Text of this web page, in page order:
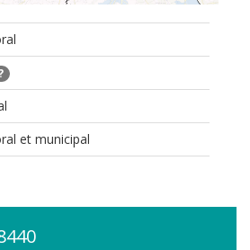
et municipal